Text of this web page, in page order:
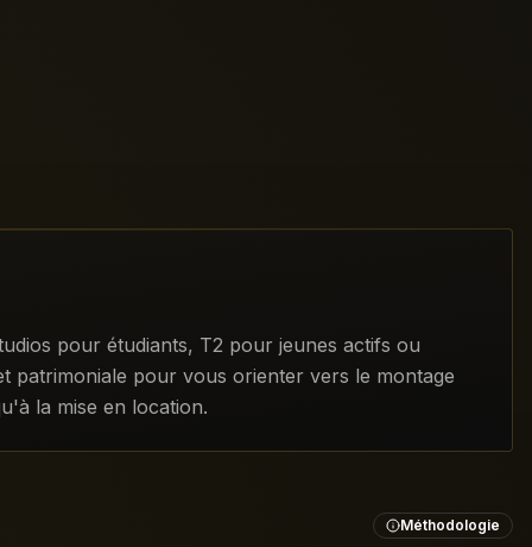
pour étudiants, T2 pour jeunes actifs ou
patrimoniale pour vous orienter vers le montage
la mise en location.
Méthodologie